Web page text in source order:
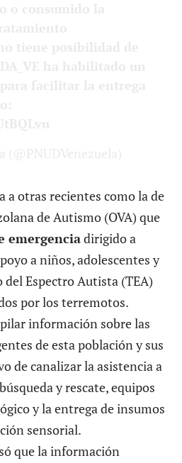
a otras recientes como la de
de Autismo (OVA) que
emergenciadirigido a
a niños, adolescentes y
Espectro Autista (TEA)
por los terremotos.
información sobre las
de esta población y sus
de canalizar la asistencia a
y rescate, equipos
y la entrega de insumos
sensorial.
que la información